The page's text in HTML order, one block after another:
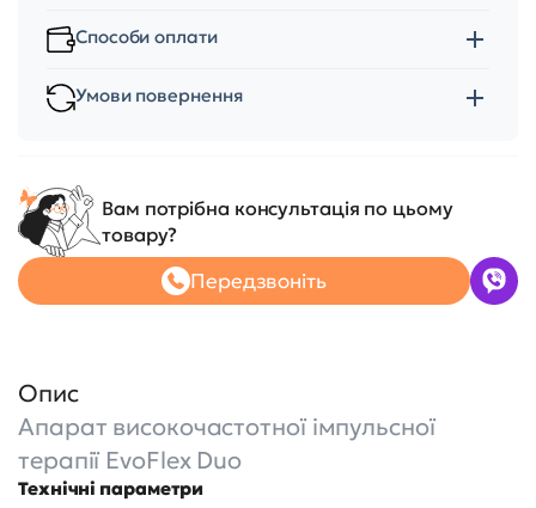
Способи оплати
Умови повернення
Вам потрібна консультація по цьому
товару?
Передзвоніть
Опис
Апарат високочастотної імпульсної
терапії EvoFlex Duo
Технічні параметри